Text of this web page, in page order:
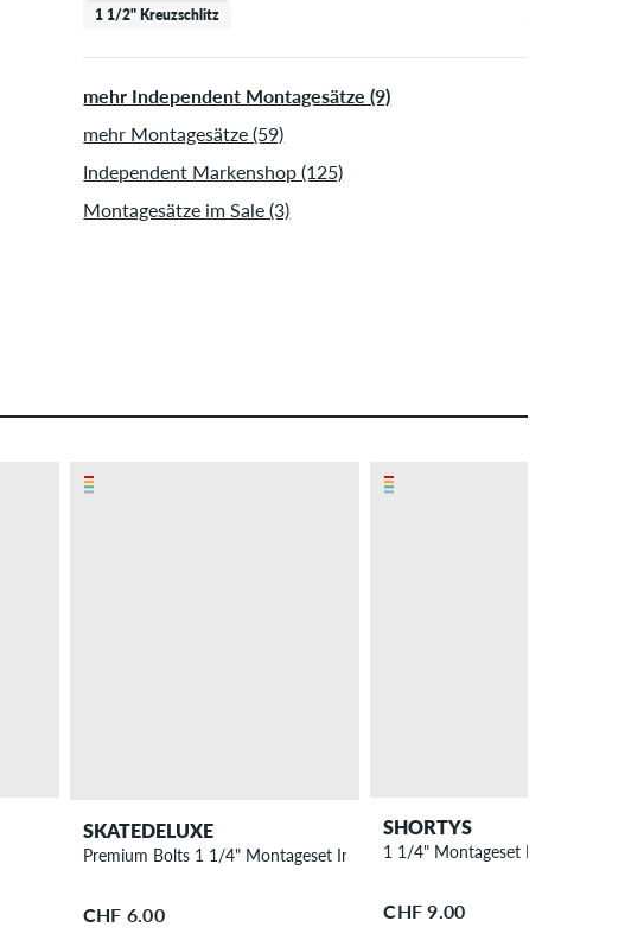
1 1/2" Kreuzschlitz
mehr Independent Montagesätze (9)
mehr Montagesätze (59)
Independent Markenshop (125)
Montagesätze im Sale (3)
SKATEDELUXE
Premium Bolts 1 1/4" Montageset Innensechskant
CHF 6.00
SHORTYS
1 1/4" Montageset Innensechskant
CHF 9.00